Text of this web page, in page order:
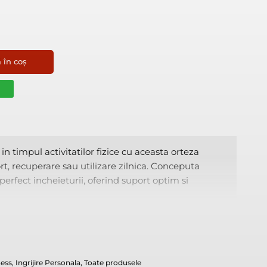
în coș
timpul activitatilor fizice cu aceasta orteza
recuperare sau utilizare zilnica. Conceputa
incheieturii, oferind suport optim si
, Ingrijire Personala, Toate produsele